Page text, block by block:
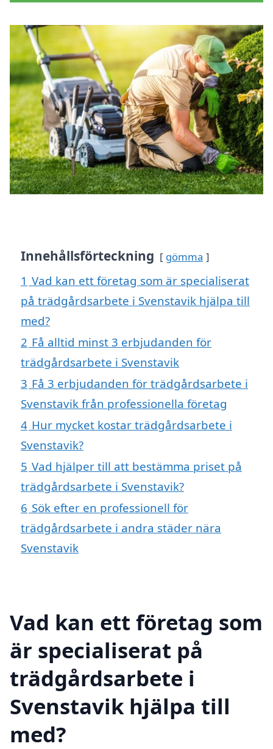
Innehållsförteckning gömma
1 Vad kan ett företag som är specialiserat
på trädgårdsarbete i Svenstavik hjälpa till
med?
2 Få alltid minst 3 erbjudanden för
trädgårdsarbete i Svenstavik
3 Få 3 erbjudanden för trädgårdsarbete i
Svenstavik från professionella företag
4 Hur mycket kostar trädgårdsarbete i
Svenstavik?
5 Vad hjälper till att bestämma priset på
trädgårdsarbete i Svenstavik?
6 Sök efter en professionell för
trädgårdsarbete i andra städer nära
Svenstavik
Vad kan ett företag som
är specialiserat på
trädgårdsarbete i
Svenstavik hjälpa till
med?